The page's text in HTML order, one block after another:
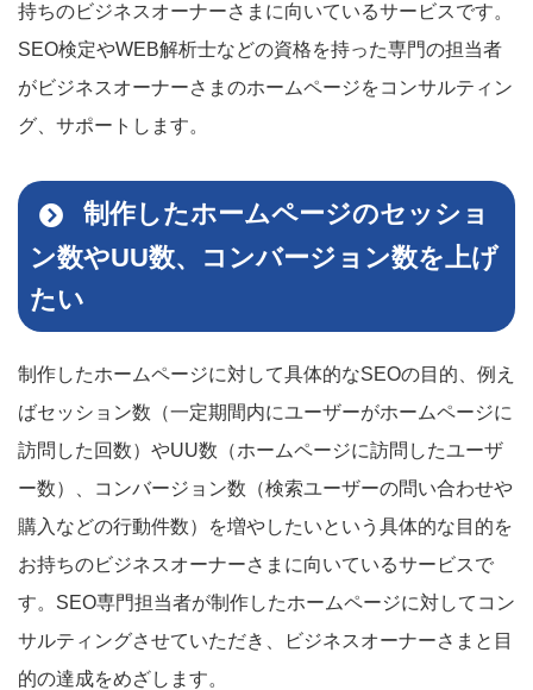
持ちのビジネスオーナーさまに向いているサービスです。
SEO検定やWEB解析士などの資格を持った専門の担当者
がビジネスオーナーさまのホームページをコンサルティン
グ、サポートします。
制作したホームページのセッショ
ン数やUU数、コンバージョン数を上げ
たい
制作したホームページに対して具体的なSEOの目的、例え
ばセッション数（一定期間内にユーザーがホームページに
訪問した回数）やUU数（ホームページに訪問したユーザ
ー数）、コンバージョン数（検索ユーザーの問い合わせや
購入などの行動件数）を増やしたいという具体的な目的を
お持ちのビジネスオーナーさまに向いているサービスで
す。SEO専門担当者が制作したホームページに対してコン
サルティングさせていただき、ビジネスオーナーさまと目
的の達成をめざします。